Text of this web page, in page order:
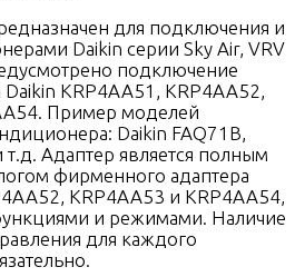
для подключения и
Daikin серии Sky Air, VRV
подключение
KRP4AA51, KRP4AA52,
Пример моделей
Daikin FAQ71B,
т.д. Адаптер является полным
фирменного адаптера
KRP4AA53 и KRP4AA54,
и режимами. Наличие
для каждого